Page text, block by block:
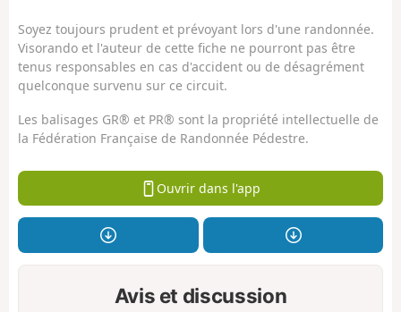
Soyez toujours prudent et prévoyant lors d'une randonnée.
Visorando et l'auteur de cette fiche ne pourront pas être
tenus responsables en cas d'accident ou de désagrément
quelconque survenu sur ce circuit.
Les balisages GR® et PR® sont la propriété intellectuelle de
la Fédération Française de Randonnée Pédestre.
Ouvrir dans l'app
Avis et discussion